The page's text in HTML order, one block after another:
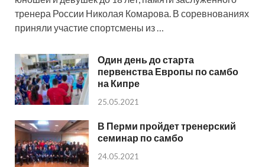
тренера России Николая Комарова. В соревнованиях
приняли участие спортсмены из …
Один день до старта
первенства Европы по самбо
на Кипре
25.05.2021
В Перми пройдет тренерский
семинар по самбо
24.05.2021